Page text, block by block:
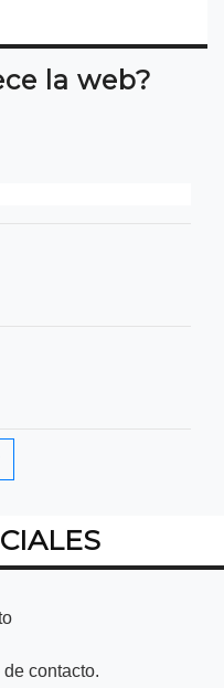
la web?
contacto.